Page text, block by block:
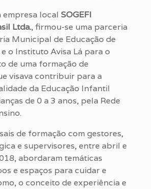
empresa local SOGEFI
Ltda., firmou-se uma parceria
Municipal de Educação de
o Instituto Avisa Lá para o
de uma formação de
visava contribuir para a
da Educação Infantil
de 0 a 3 anos, pela Rede
de formação com gestores,
e supervisores, entre abril e
abordaram temáticas
e espaços para cuidar e
o conceito de experiência e